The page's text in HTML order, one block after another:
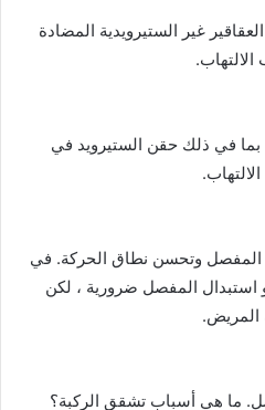
غير الستيرويدية المضادة
بما في ذلك حقن الستيرويد في
المفصل وتحسن نطاق الحركة. في
استبدال المفصل ضرورية ، لكن
المريض.
ما هي أسباب تشقق الركبة؟